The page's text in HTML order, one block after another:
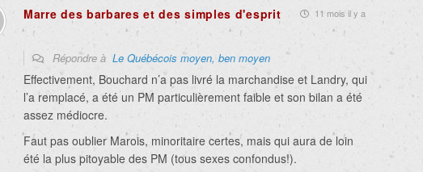
Marre des barbares et des simples d'esprit 11 mois il y a
Répondre à Le Québécois moyen, ben moyen
Effectivement, Bouchard n’a pas livré la marchandise et Landry, qui
l’a remplacé, a été un PM particulièrement faible et son bilan a été
assez médiocre.
Faut pas oublier Marois, minoritaire certes, mais qui aura de loin
été la plus pitoyable des PM (tous sexes confondus!).